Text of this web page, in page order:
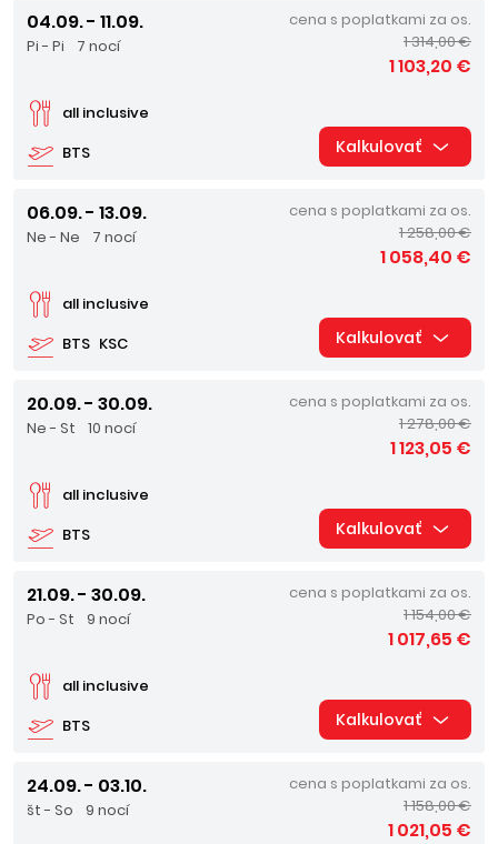
04.09. - 11.09.
Pi - Pi 7 nocí
BTS
all inclusive
cena s poplatkami za os.
1 314,00 €
1 103,20 €
Kalkulovať
06.09. - 13.09.
Ne - Ne 7 nocí
BTS KSC
all inclusive
cena s poplatkami za os.
1 258,00 €
1 058,40 €
Kalkulovať
20.09. - 30.09.
Ne - St 10 nocí
BTS
all inclusive
cena s poplatkami za os.
1 278,00 €
1 123,05 €
Kalkulovať
21.09. - 30.09.
Po - St 9 nocí
BTS
all inclusive
cena s poplatkami za os.
1 154,00 €
1 017,65 €
Kalkulovať
24.09. - 03.10.
št - So 9 nocí
cena s poplatkami za os.
1 158,00 €
1 021,05 €